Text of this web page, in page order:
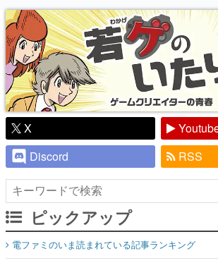
り】
X
Discord
RSS
ピックアップ
電ファミのいま読まれている記事ランキング